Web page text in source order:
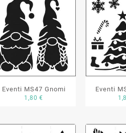
Eventi MS47 Gnomi
1,80€
Eventi